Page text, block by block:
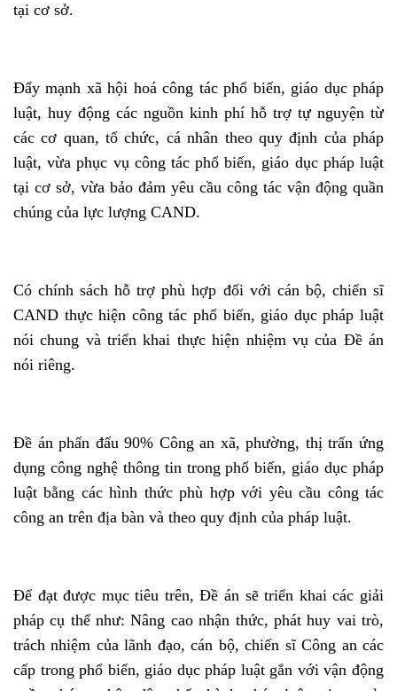
tại cơ sở.
Đẩy mạnh xã hội hoá công tác phổ biến, giáo dục pháp
luật, huy động các nguồn kinh phí hỗ trợ tự nguyện từ
các cơ quan, tổ chức, cá nhân theo quy định của pháp
luật, vừa phục vụ công tác phổ biến, giáo dục pháp luật
tại cơ sở, vừa bảo đảm yêu cầu công tác vận động quần
chúng của lực lượng CAND.
Có chính sách hỗ trợ phù hợp đối với cán bộ, chiến sĩ
CAND thực hiện công tác phổ biến, giáo dục pháp luật
nói chung và triển khai thực hiện nhiệm vụ của Đề án
nói riêng.
Đề án phấn đấu 90% Công an xã, phường, thị trấn ứng
dụng công nghệ thông tin trong phổ biến, giáo dục pháp
luật bằng các hình thức phù hợp với yêu cầu công tác
công an trên địa bàn và theo quy định của pháp luật.
Để đạt được mục tiêu trên, Đề án sẽ triển khai các giải
pháp cụ thể như: Nâng cao nhận thức, phát huy vai trò,
trách nhiệm của lãnh đạo, cán bộ, chiến sĩ Công an các
cấp trong phổ biến, giáo dục pháp luật gắn với vận động